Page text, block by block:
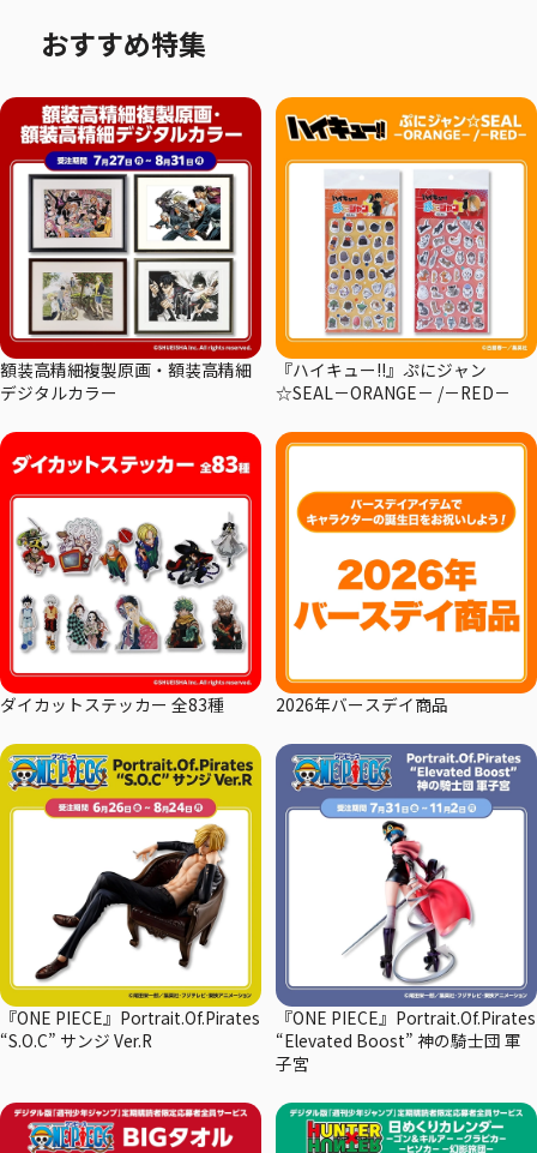
おすすめ特集
額装高精細複製原画・額装高精細
デジタルカラー
『ハイキュー!!』ぷにジャン
☆SEAL－ORANGE－ /－RED－
ダイカットステッカー 全83種 2026年バースデイ商品
『ONE PIECE』Portrait.Of.Pirates
“S.O.C” サンジ Ver.R
『ONE PIECE』Portrait.Of.Pirates
“Elevated Boost” 神の騎士団 軍
子宮